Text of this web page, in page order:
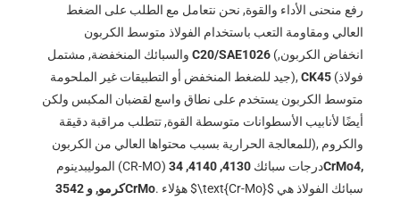
رفع منحنى الأداء والقوة, نحن نتعامل مع الطلب على الضغط
العالي ومقاومة التعب باستخدام الفولاذ متوسط ​​الكربون
C20/SAE1026(انخفاض الكربون,
جيد للضغط المنخفض أو التطبيقات غير الملحومة), CK45(فولاذ
متوسط ​​الكربون يستخدم على نطاق واسع لقضبان المكبس ولكن
أيضًا لأنابيب الأسطوانات متوسطة القوة, تتطلب مراقبة دقيقة
للمعالجة الحرارية بسبب محتواها العالي من الكربون), والكروم
الموليبدينوم (CR-MO) درجات سبائك
4130, 4140, 34CrMo4,
35كرمو, و 42CrMo
. هؤلاء$\text{Cr-Mo}$